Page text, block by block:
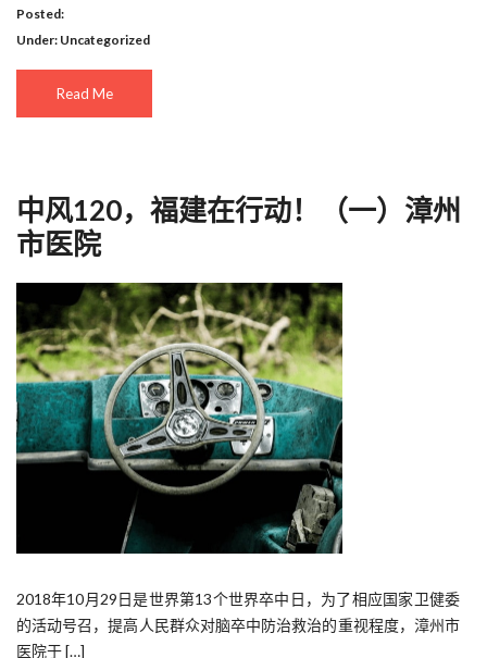
Posted:
Under: Uncategorized
Read Me
中风120，福建在行动！（一）漳州
市医院
2018年10月29日是世界第13个世界卒中日，为了相应国家卫健委
的活动号召，提高人民群众对脑卒中防治救治的重视程度，漳州市
医院于 […]